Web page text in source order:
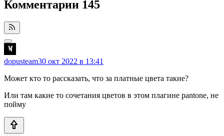
Комментарии 145
dopusteam30 окт 2022 в 13:41
Может кто то рассказать, что за платные цвета такие?
Или там какие то сочетания цветов в этом плагине pantone, не
пойму